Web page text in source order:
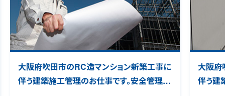
大阪府吹田市のRC造マンション新築工事に
伴う建築施工管理のお仕事です。安全管理や
大阪府
伴う建